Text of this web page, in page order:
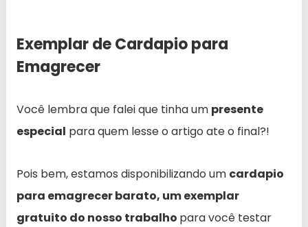
Exemplar de Cardapio para
Emagrecer
Você lembra que falei que tinha um presente
especial para quem lesse o artigo ate o final?!
Pois bem, estamos disponibilizando um cardapio
para emagrecer barato, um exemplar
gratuito do nosso trabalho para você testar